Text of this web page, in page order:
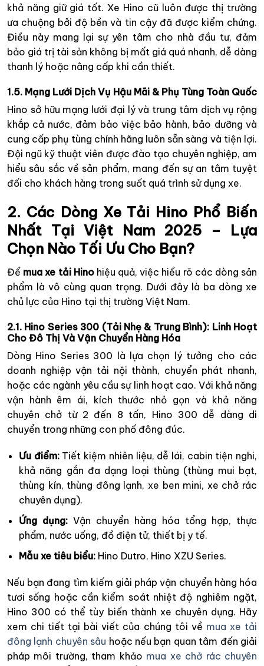
khả năng giữ giá tốt. Xe Hino cũ luôn được thị trường
ưa chuộng bởi độ bền và tin cậy đã được kiểm chứng.
Điều này mang lại sự yên tâm cho nhà đầu tư, đảm
bảo giá trị tài sản không bị mất giá quá nhanh, dễ dàng
thanh lý hoặc nâng cấp khi cần thiết.
1.5. Mạng Lưới Dịch Vụ Hậu Mãi & Phụ Tùng Toàn Quốc
Hino sở hữu mạng lưới đại lý và trung tâm dịch vụ rộng
khắp cả nước, đảm bảo việc bảo hành, bảo dưỡng và
cung cấp phụ tùng chính hãng luôn sẵn sàng và tiện lợi.
Đội ngũ kỹ thuật viên được đào tạo chuyên nghiệp, am
hiểu sâu sắc về sản phẩm, mang đến sự an tâm tuyệt
đối cho khách hàng trong suốt quá trình sử dụng xe.
2. Các Dòng Xe Tải Hino Phổ Biến
Nhất Tại Việt Nam 2025 – Lựa
Chọn Nào Tối Ưu Cho Bạn?
Để mua xe tải Hinohiệu quả, việc hiểu rõ các dòng sản
phẩm là vô cùng quan trọng. Dưới đây là ba dòng xe
chủ lực của Hino tại thị trường Việt Nam.
2.1. Hino Series 300 (Tải Nhẹ & Trung Bình): Linh Hoạt
Cho Đô Thị Và Vận Chuyển Hàng Hóa
Dòng Hino Series 300 là lựa chọn lý tưởng cho các
doanh nghiệp vận tải nội thành, chuyển phát nhanh,
hoặc các ngành yêu cầu sự linh hoạt cao. Với khả năng
vận hành êm ái, kích thước nhỏ gọn và khả năng
chuyên chở từ 2 đến 8 tấn, Hino 300 dễ dàng di
chuyển trong những con phố đông đúc.
Ưu điểm:Tiết kiệm nhiên liệu, dễ lái, cabin tiện nghi,
khả năng gắn đa dạng loại thùng (thùng mui bạt,
thùng kín, thùng đông lạnh, xe ben mini, xe chở rác
chuyên dụng).
Ứng dụng: Vận chuyển hàng hóa tổng hợp, thực
phẩm, nước uống, đồ điện tử, thiết bị y tế.
Mẫu xe tiêu biểu: Hino Dutro, Hino XZU Series.
Nếu bạn đang tìm kiếm giải pháp vận chuyển hàng hóa
tươi sống hoặc cần kiểm soát nhiệt độ nghiêm ngặt,
Hino 300 có thể tùy biến thành xe chuyên dụng. Hãy
xem chi tiết tại bài viết của chúng tôi về mua xe tải
đông lạnh chuyên sâu hoặc nếu bạn quan tâm đến giải
pháp môi trường, tham khảo mua xe chở rác chuyên